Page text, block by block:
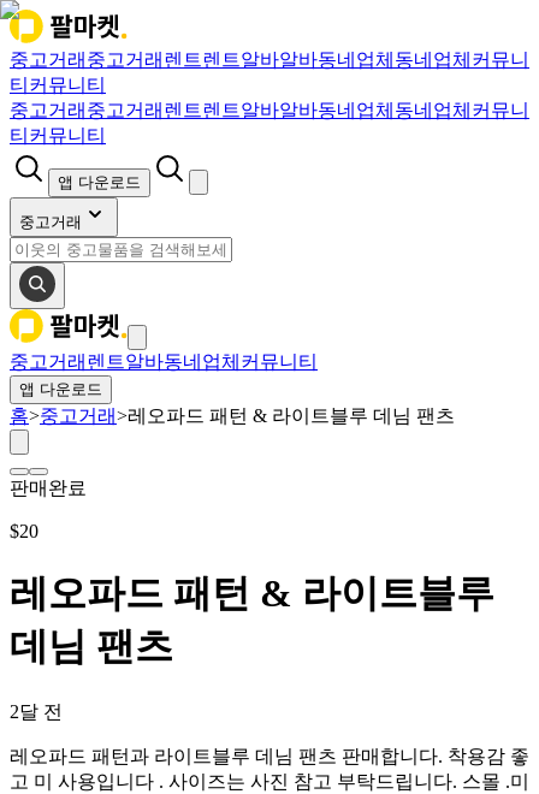
중고거래 중고거래 렌트렌트알바알바동네업체 동네업체 커뮤니
티 커뮤니티
중고거래 중고거래 렌트렌트알바알바동네업체 동네업체 커뮤니
티 커뮤니티
앱 다운로드
중고거래
중고거래 렌트알바동네업체 커뮤니티
앱 다운로드
홈>중고거래>레오파드 패턴 & 라이트블루 데님 팬츠
판매완료
$20
레오파드 패턴 & 라이트블루
데님 팬츠
2달 전
레오파드 패턴과 라이트블루 데님 팬츠 판매합니다. 착용감 좋
고 미 사용입니다 . 사이즈는 사진 참고 부탁드립니다. 스몰 .미